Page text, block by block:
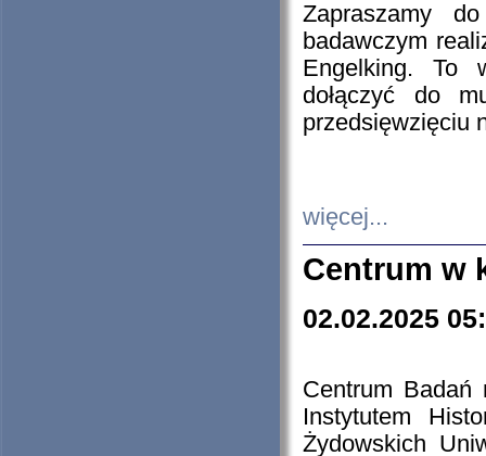
Zapraszamy
badawczym
Engelking. To
dołączyć do
przedsięwzięciu
więcej...
Centrum w
02.02.2025
Centrum Badań
Instytutem
Żydowskich